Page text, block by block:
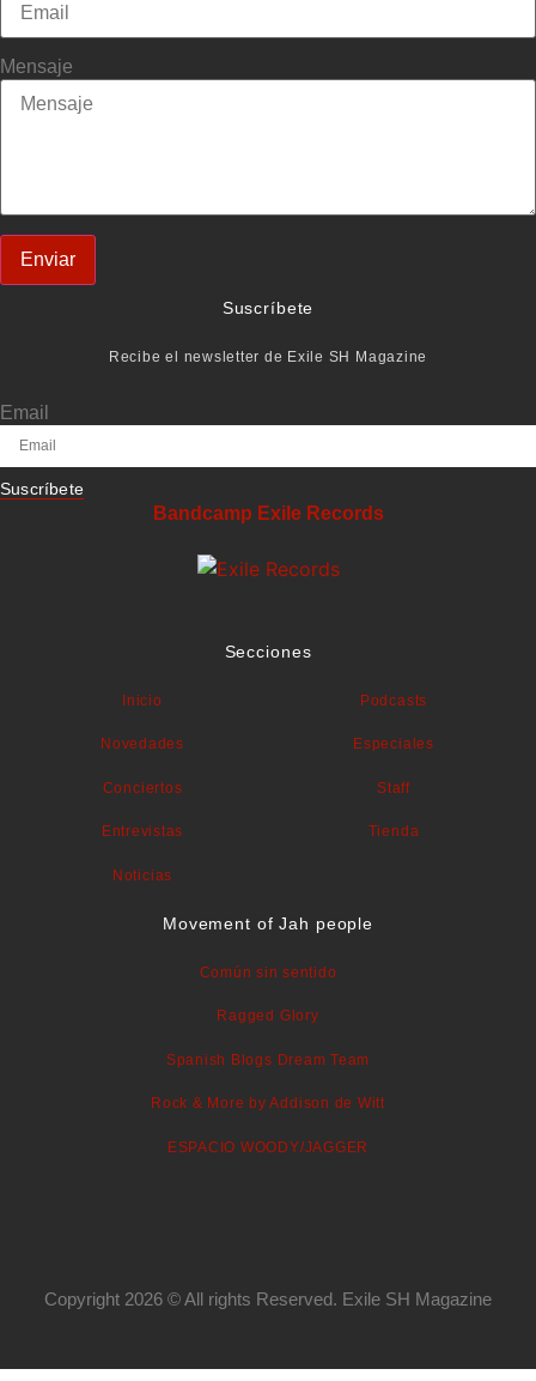
Mensaje
Enviar
Suscríbete
Recibe el newsletter de Exile SH Magazine
Email
Suscríbete
Bandcamp Exile Records
Secciones
Inicio
Novedades
Conciertos
Entrevistas
Noticias
Podcasts
Especiales
Staff
Tienda
Movement of Jah people
Común sin sentido
Ragged Glory
Spanish Blogs Dream Team
Rock & More by Addison de Witt
ESPACIO WOODY/JAGGER
Copyright 2026 © All rights Reserved. Exile SH Magazine